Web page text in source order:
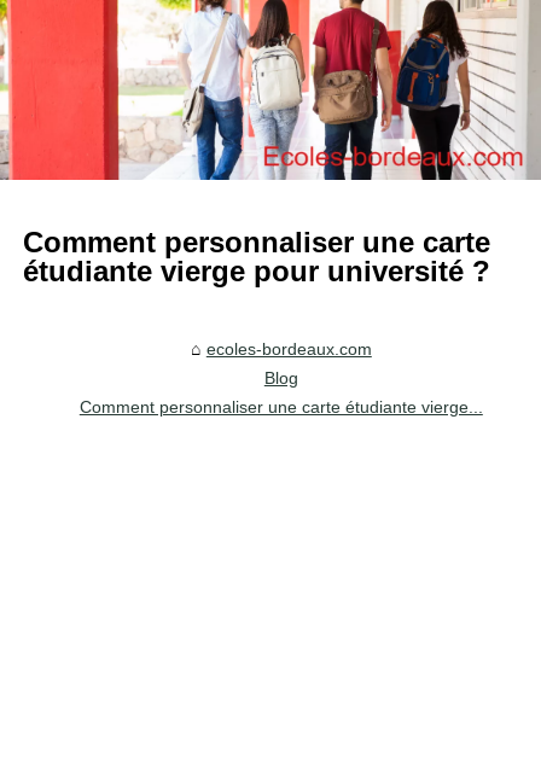
Comment personnaliser une carte
étudiante vierge pour université ?
ecoles-bordeaux.com
Blog
Comment personnaliser une carte étudiante vierge...